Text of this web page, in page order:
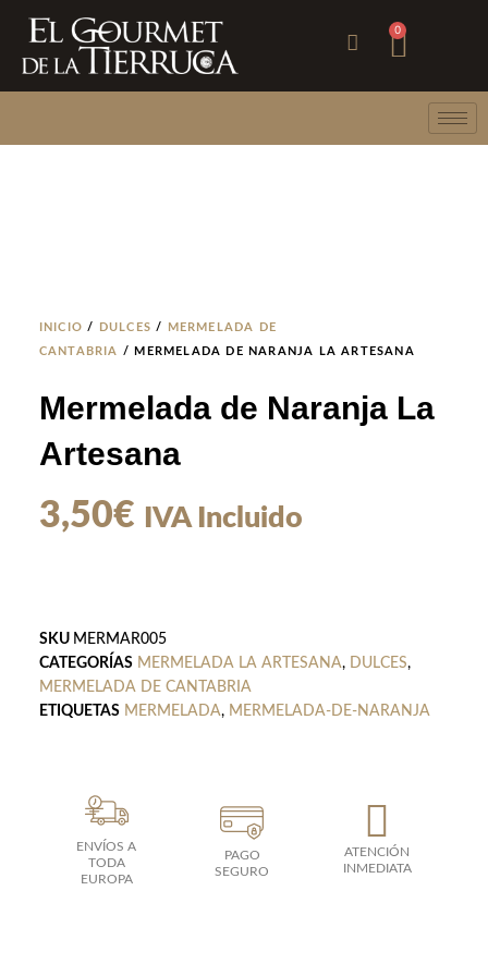
contenido
0
INICIO / DULCES /
MERMELADA DE
CANTABRIA
/ MERMELADA DE NARANJA LA ARTESANA
Mermelada de Naranja La
Artesana
3,50€ IVA Incluido
SKU MERMAR005
CATEGORÍAS MERMELADA LA ARTESANA, DULCES,
MERMELADA DE CANTABRIA
ETIQUETAS MERMELADA, MERMELADA-DE-NARANJA
ENVÍOS A
TODA
EUROPA
PAGO
SEGURO
ATENCIÓN
INMEDIATA